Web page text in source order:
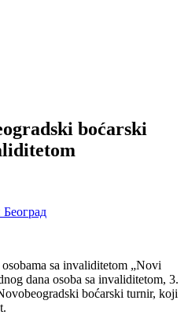
boćarski
sa invaliditetom „Novi
dana osoba sa invaliditetom, 3.
boćarski turnir, koji